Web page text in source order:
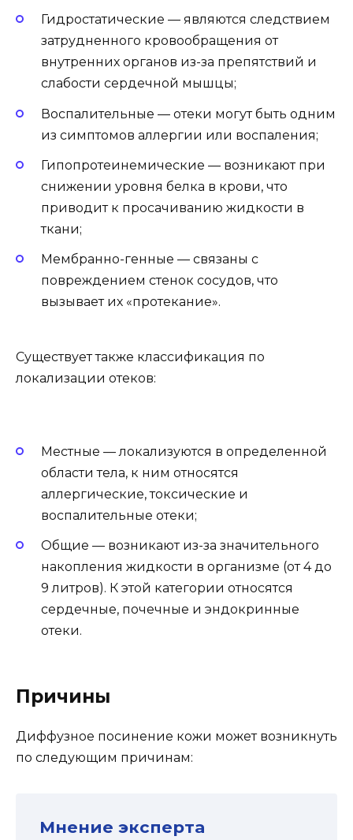
Гидростатические — являются следствием
затрудненного кровообращения от
внутренних органов из-за препятствий и
слабости сердечной мышцы;
Воспалительные — отеки могут быть одним
из симптомов аллергии или воспаления;
Гипопротеинемические — возникают при
снижении уровня белка в крови, что
приводит к просачиванию жидкости в
ткани;
Мембранно-генные — связаны с
повреждением стенок сосудов, что
вызывает их «протекание».
Существует также классификация по
локализации отеков:
Местные — локализуются в определенной
области тела, к ним относятся
аллергические, токсические и
воспалительные отеки;
Общие — возникают из-за значительного
накопления жидкости в организме (от 4 до
9 литров). К этой категории относятся
сердечные, почечные и эндокринные
отеки.
Причины
Диффузное посинение кожи может возникнуть
по следующим причинам:
Мнение эксперта